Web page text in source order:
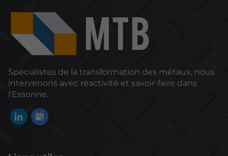
Spécialistes de la transformation des métaux, nous
intervenons avec réactivité et savoir-faire dans
l'Essonne.